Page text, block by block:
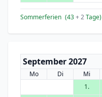
Sommerferien (43+ 2Tage)
September 2027
Mo Di Mi
1.